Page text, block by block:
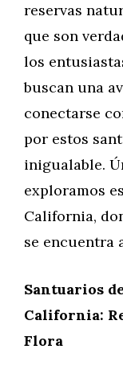
reservas
que son
los
buscan una
conectarse
por estos
inigualable.
exploramos
California,
se encuentra
Santuarios
California:
Flora